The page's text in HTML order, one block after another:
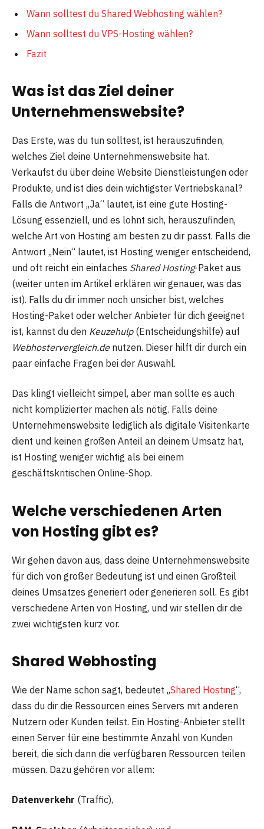
Wann solltest du Shared Webhosting wählen?
Wann solltest du VPS-Hosting wählen?
Fazit
Was ist das Ziel deiner
Unternehmenswebsite?
Das Erste, was du tun solltest, ist herauszufinden,
welches Ziel deine Unternehmenswebsite hat.
Verkaufst du über deine Website Dienstleistungen oder
Produkte, und ist dies dein wichtigster Vertriebskanal?
Falls die Antwort „Ja“ lautet, ist eine gute Hosting-
Lösung essenziell, und es lohnt sich, herauszufinden,
welche Art von Hosting am besten zu dir passt. Falls die
Antwort „Nein“ lautet, ist Hosting weniger entscheidend,
und oft reicht ein einfaches Shared Hosting-Paket aus
(weiter unten im Artikel erklären wir genauer, was das
ist). Falls du dir immer noch unsicher bist, welches
Hosting-Paket oder welcher Anbieter für dich geeignet
ist, kannst du den Keuzehulp(Entscheidungshilfe) auf
Webhostervergleich.denutzen. Dieser hilft dir durch ein
paar einfache Fragen bei der Auswahl.
Das klingt vielleicht simpel, aber man sollte es auch
nicht komplizierter machen als nötig. Falls deine
Unternehmenswebsite lediglich als digitale Visitenkarte
dient und keinen großen Anteil an deinem Umsatz hat,
ist Hosting weniger wichtig als bei einem
geschäftskritischen Online-Shop.
Welche verschiedenen Arten
von Hosting gibt es?
Wir gehen davon aus, dass deine Unternehmenswebsite
für dich von großer Bedeutung ist und einen Großteil
deines Umsatzes generiert oder generieren soll. Es gibt
verschiedene Arten von Hosting, und wir stellen dir die
zwei wichtigsten kurz vor.
Shared Webhosting
Wie der Name schon sagt, bedeutet „Shared Hosting“,
dass du dir die Ressourcen eines Servers mit anderen
Nutzern oder Kunden teilst. Ein Hosting-Anbieter stellt
einen Server für eine bestimmte Anzahl von Kunden
bereit, die sich dann die verfügbaren Ressourcen teilen
müssen. Dazu gehören vor allem:
Datenverkehr (Traffic),